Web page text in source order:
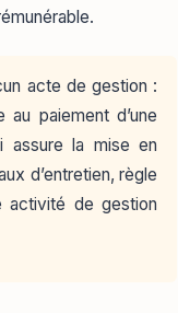
acte de gestion :
paiement d’une
assure la mise en
d’entretien, règle
activité de gestion